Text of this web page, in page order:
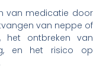
van medicatie door
van neppe of
het ontbreken van
en het risico op